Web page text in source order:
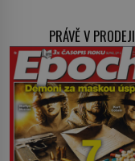
PRÁVĚ V PRODEJI